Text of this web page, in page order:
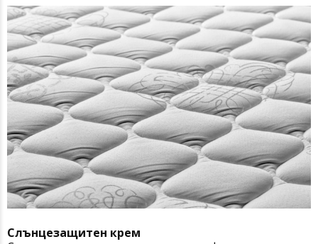
Слънцезащитен крем